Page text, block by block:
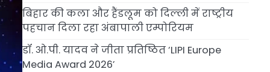
बिहार की कला और हैंडलूम को दिल्ली में राष्ट्रीय
पहचान दिला रहा अंबापाली एम्पोरियम
डॉ. ओ.पी. यादव ने जीता प्रतिष्ठित ‘LIPI Europe
Media Award 2026’